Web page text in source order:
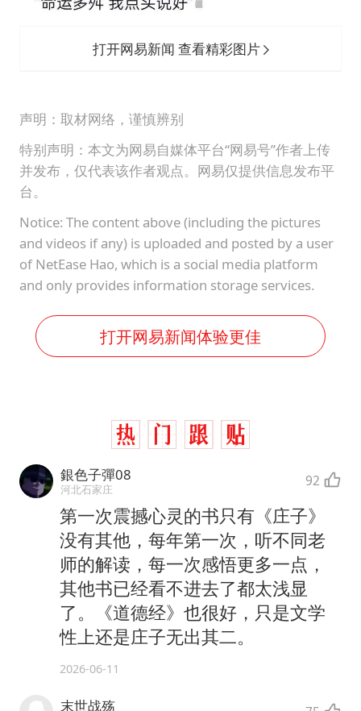
打开网易新闻 查看精彩图片
声明：取材网络，谨慎辨别
特别声明：本文为网易自媒体平台“网易号”作者上传
并发布，仅代表该作者观点。网易仅提供信息发布平
台。
Notice: The content above (including the pictures
and videos if any) is uploaded and posted by a user
of NetEase Hao, which is a social media platform
and only provides information storage services.
打开网易新闻体验更佳
銀色子彈08
河北石家庄 92
第一次震撼心灵的书只有《庄子》
没有其他，每年第一次，听不同老
师的解读，每一次感悟更多一点，
其他书已经看不进去了都太浅显
了。《道德经》也很好，只是文学
性上还是庄子无出其二。
2026-06-11
末世战殇